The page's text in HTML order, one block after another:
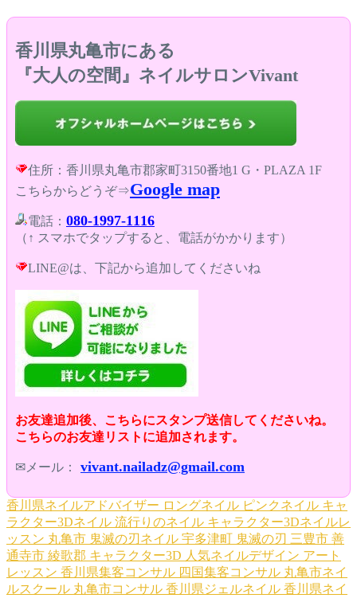
香川県丸亀市にある
『大人の空間』ネイルサロンVivant
住所：香川県丸亀市郡家町3150番地1 G・PLAZA 1F
こちらからどうぞ⇒Google map
電話： 080-1997-1116
（↑ スマホでタップすると、電話がかかります）
LINE@は、下記から追加してくださいね
お友達追加後、こちらにスタンプ送信してくださいね。
こちらのお友達リストに追加されます。
✉メール： vivant.nailadz@gmail.com
香川県ネイルアドバイザー ロングネイル ピンクネイル キャ
ラクター3Dネイル 流行りのネイル キャラクター3Dネイルレ
ッスン 丸亀市 鬼滅の刃ネイル 宇多津町 鬼滅の刃 三豊市 善
通寺市 綾歌郡 キャラクター3D 人気ネイルデザイン アート
レッスン 香川県集客コンサル 四国集客コンサル 丸亀市ネイ
ルスクール 丸亀市コンサル 香川県ジェルネイル 香川県ネイ